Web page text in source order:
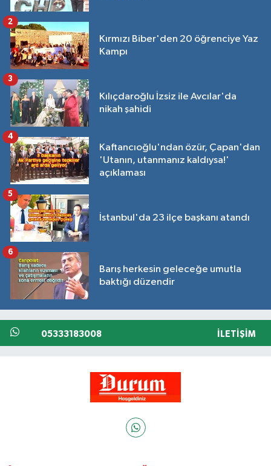
Kırmızı Biber'den 20 öğrenciye Yaz
Kampı
2
Kılıçdaroğlu İzsiz ile Avcılar'da
nikah şahidi
3
Kaftancıoğlu'ndan özür, Çapan'dan
'Utanın, utanmanız kaldıysa!'
açıklaması
4
İstanbul'da 23 ilçe başkanı atandı
5
Barış herkesin geleceğe umutla
baktığı düzendir
6
05333183008 İLETIŞIM